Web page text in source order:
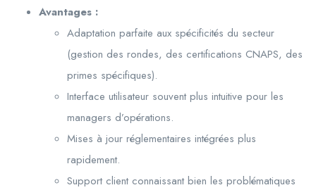
Avantages :
Adaptation parfaite aux spécificités du secteur
(gestion des rondes, des certifications CNAPS, des
primes spécifiques).
Interface utilisateur souvent plus intuitive pour les
managers d’opérations.
Mises à jour réglementaires intégrées plus
rapidement.
Support client connaissant bien les problématiques